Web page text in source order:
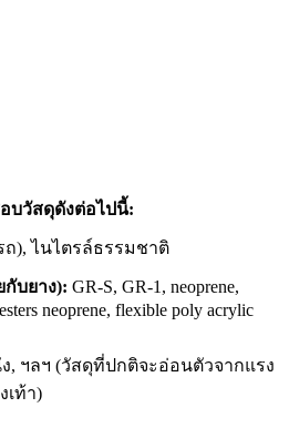
บวัสดุดังต่อไปนี้:
ถ),ไนไตรล์ธรรมชาติ
บยาง): GR-S, GR-1, neoprene,
neoprene, flexible poly acrylic
, ฯลฯ (วัสดุที่ปกติจะอ่อนตัวจากแรง
เท้า)